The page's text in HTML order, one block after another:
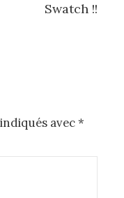
Swatch !!
avec*